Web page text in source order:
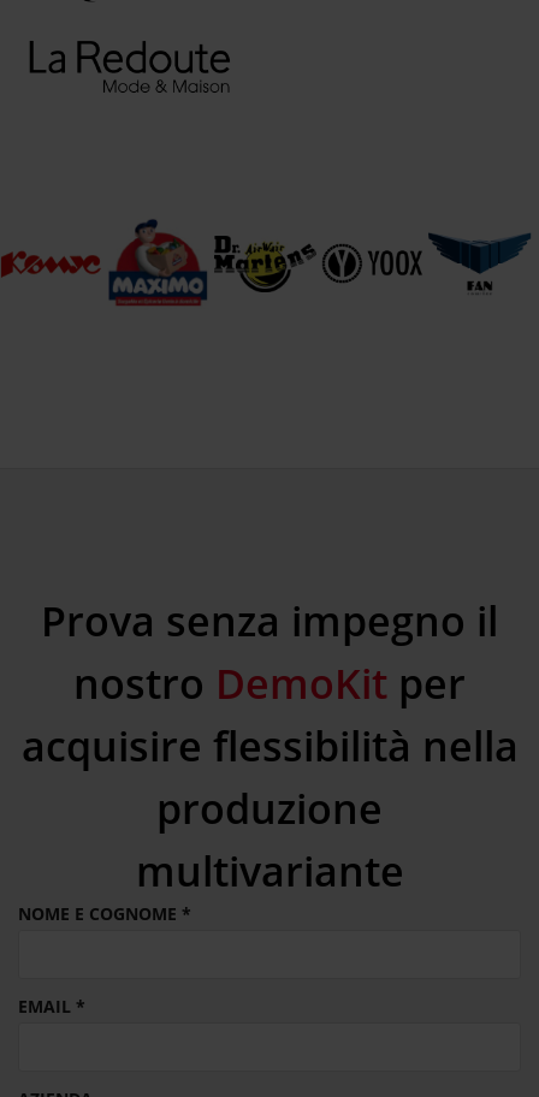
Prova senza impegno il
nostro DemoKit per
acquisire flessibilità nella
produzione
multivariante
NOME E COGNOME
EMAIL